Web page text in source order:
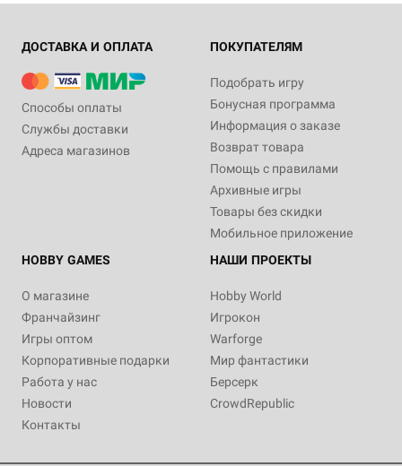
ДОСТАВКА И ОПЛАТА
Способы оплаты
Службы доставки
Адреса магазинов
ПОКУПАТЕЛЯМ
Подобрать игру
Бонусная программа
Информация о заказе
Возврат товара
Помощь с правилами
Архивные игры
Товары без скидки
Мобильное приложение
HOBBY GAMES
О магазине
Франчайзинг
Игры оптом
Корпоративные подарки
Работа у нас
Новости
Контакты
НАШИ ПРОЕКТЫ
Hobby World
Игрокон
Warforge
Мир фантастики
Берсерк
CrowdRepublic